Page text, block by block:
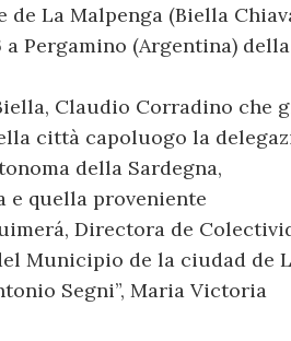
La Malpenga (Biella
a Pergamino (Argentina) della
Claudio Corradino che
città capoluogo la
della Sardegna,
e quella proveniente
Directora de
Municipio de la ciudad de
Segni”, Maria Victoria